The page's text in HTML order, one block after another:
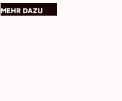
MEHR DAZU